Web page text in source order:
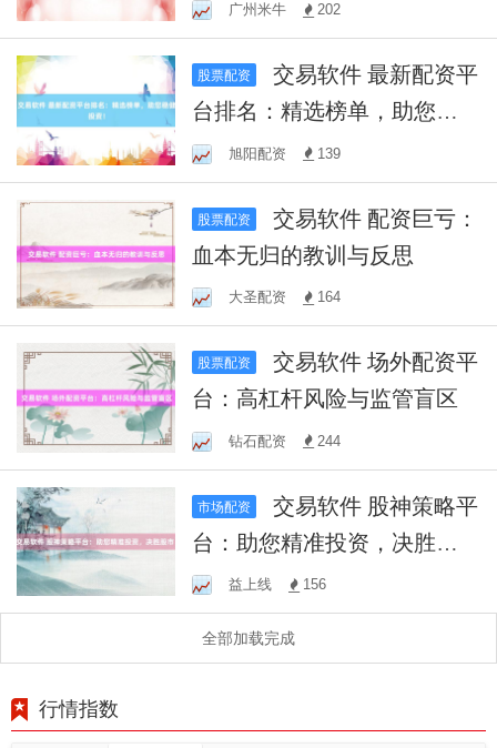
广州米牛 202
股票配资
交易软件 最新配资平
台排名：精选榜单，助您稳
健投资！
旭阳配资 139
股票配资
交易软件 配资巨亏：
血本无归的教训与反思
大圣配资 164
股票配资
交易软件 场外配资平
台：高杠杆风险与监管盲区
钻石配资 244
市场配资
交易软件 股神策略平
台：助您精准投资，决胜股
市！益上线 156
全部加载完成
行情指数